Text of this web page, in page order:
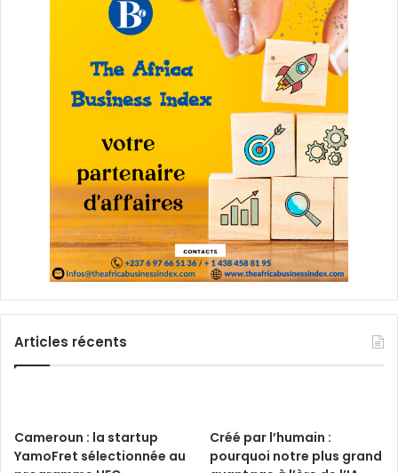
Articles récents
Cameroun : la startup
YamoFret sélectionnée au
Créé par l’humain :
pourquoi notre plus grand